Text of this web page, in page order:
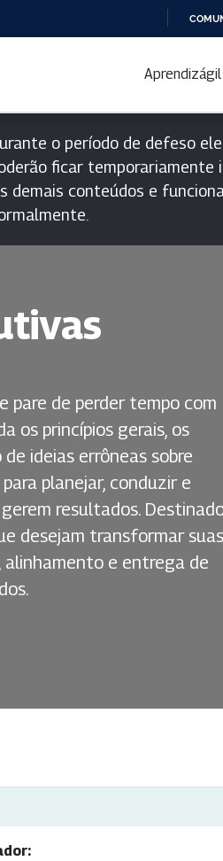
Aprendizágil
o período de defeso
ficar temporariamente
demais conteúdos e
pare de perder tempo com
os princípios gerais, os
ideias errôneas sobre
planejar, conduzir e
resultados.
desejam transformar suas
alinhamento e entrega de